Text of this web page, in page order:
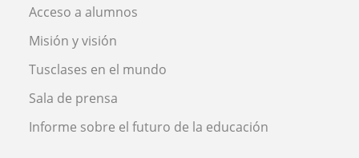
Acceso a alumnos
Misión y visión
Tusclases en el mundo
Sala de prensa
Informe sobre el futuro de la educación